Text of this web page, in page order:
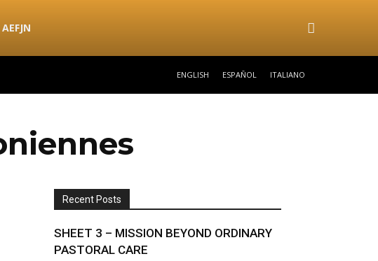
AEFJN
ENGLISH ESPAÑOL ITALIANO
Recent Posts
SHEET 3 – MISSION BEYOND ORDINARY
PASTORAL CARE